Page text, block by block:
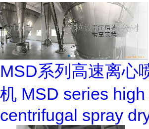
MSD系列高速离心
机 MSD series high
centrifugal spray